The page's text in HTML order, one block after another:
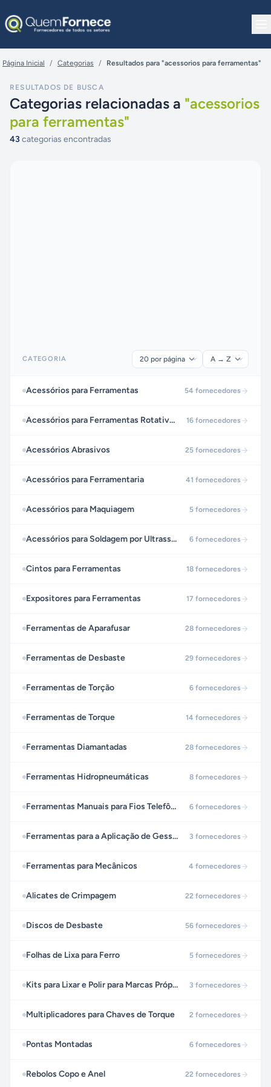
Página Inicial / Categorias / Resultados para "acessorios para ferramentas"
RESULTADOS DE BUSCA
Categorias relacionadas a "acessorios
para ferramentas"
43 categorias encontradas
CATEGORIA
Acessórios para Ferramentas 54 fornecedores
Acessórios para Ferramentas Rotativas 16 fornecedores
Acessórios Abrasivos 25 fornecedores
Acessórios para Ferramentaria 41 fornecedores
Acessórios para Maquiagem 5 fornecedores
Acessórios para Soldagem por Ultrassom 6 fornecedores
Cintos para Ferramentas 18 fornecedores
Expositores para Ferramentas 17 fornecedores
Ferramentas de Aparafusar 28 fornecedores
Ferramentas de Desbaste 29 fornecedores
Ferramentas de Torção 6 fornecedores
Ferramentas de Torque 14 fornecedores
Ferramentas Diamantadas 28 fornecedores
Ferramentas Hidropneumáticas 8 fornecedores
Ferramentas Manuais para Fios Telefônicos 6 fornecedores
Ferramentas para a Aplicação de Gesso e Argamassas 3 fornecedores
Ferramentas para Mecânicos 4 fornecedores
Alicates de Crimpagem 22 fornecedores
Discos de Desbaste 56 fornecedores
Folhas de Lixa para Ferro 5 fornecedores
Kits para Lixar e Polir para Marcas Próprias 3 fornecedores
Multiplicadores para Chaves de Torque 2 fornecedores
Pontas Montadas 6 fornecedores
Rebolos Copo e Anel 22 fornecedores